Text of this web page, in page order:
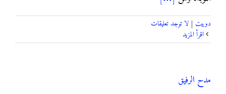
دوبيت | لا توجد تعليقات
مدح الرفيق